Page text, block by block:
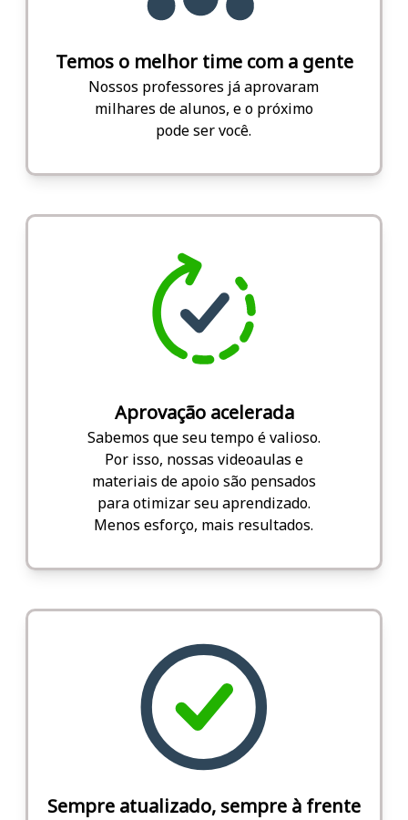
Temos o melhor time com a gente
Nossos professores já aprovaram
milhares de alunos, e o próximo
pode ser você.
Aprovação acelerada
Sabemos que seu tempo é valioso.
Por isso, nossas videoaulas e
materiais de apoio são pensados
para otimizar seu aprendizado.
Menos esforço, mais resultados.
Sempre atualizado, sempre à frente